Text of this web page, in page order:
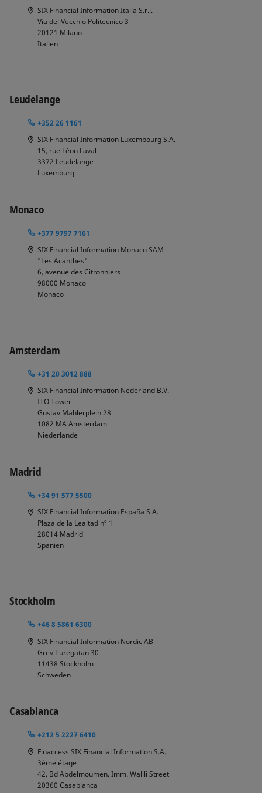
SIX Financial Information Italia S.r.l.
Via del Vecchio Politecnico 3
20121 Milano
Italien
Leudelange
+352 26 1161
SIX Financial Information Luxembourg S.A.
15, rue Léon Laval
3372 Leudelange
Luxemburg
Monaco
+377 9797 7161
SIX Financial Information Monaco SAM
"Les Acanthes"
6, avenue des Citronniers
98000 Monaco
Monaco
Amsterdam
+31 20 3012 888
SIX Financial Information Nederland B.V.
ITO Tower
Gustav Mahlerplein 28
1082 MA Amsterdam
Niederlande
Madrid
+34 91 577 5500
SIX Financial Information España S.A.
Plaza de la Lealtad nº 1
28014 Madrid
Spanien
Stockholm
+46 8 5861 6300
SIX Financial Information Nordic AB
Grev Turegatan 30
11438 Stockholm
Schweden
Casablanca
+212 5 2227 6410
Finaccess SIX Financial Information S.A.
3ème étage
42, Bd Abdelmoumen, Imm. Walili Street
20360 Casablanca